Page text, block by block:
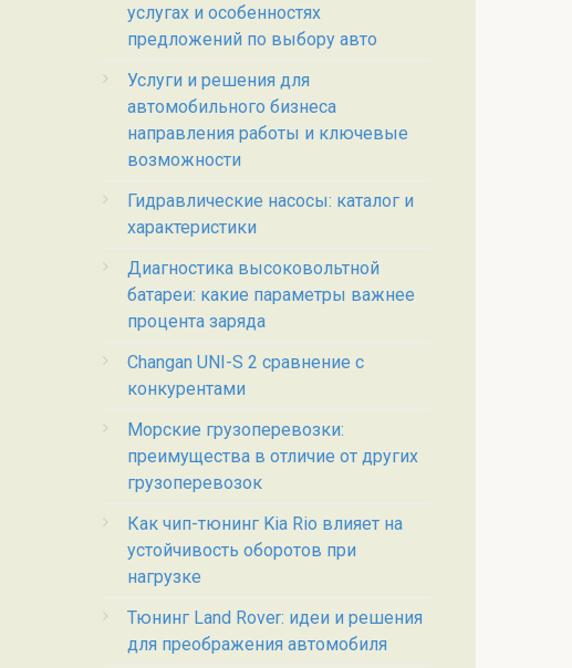
услугах и особенностях
предложений по выбору авто
Услуги и решения для
автомобильного бизнеса
направления работы и ключевые
возможности
Гидравлические насосы: каталог и
характеристики
Диагностика высоковольтной
батареи: какие параметры важнее
процента заряда
Changan UNI-S 2 сравнение с
конкурентами
Морские грузоперевозки:
преимущества в отличие от других
грузоперевозок
Как чип-тюнинг Kia Rio влияет на
устойчивость оборотов при
нагрузке
Тюнинг Land Rover: идеи и решения
для преображения автомобиля